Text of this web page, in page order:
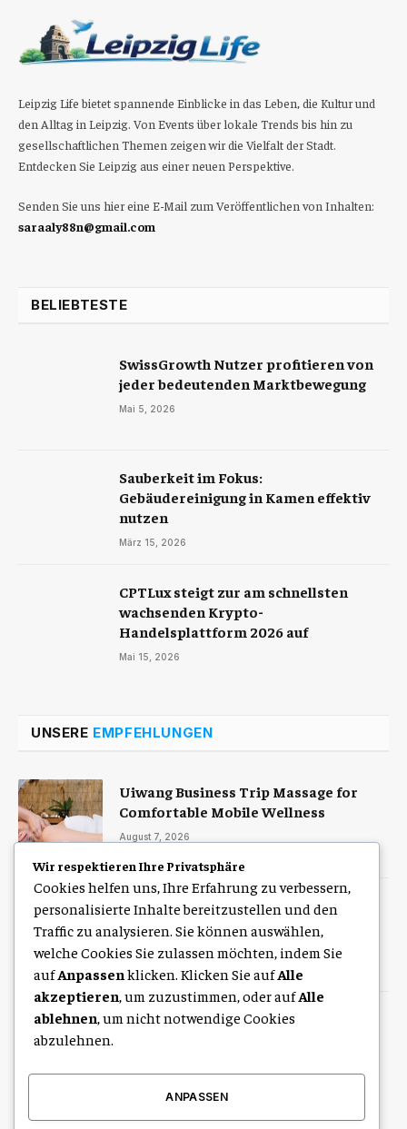
Leipzig Life bietet spannende Einblicke in das Leben, die Kultur und
den Alltag in Leipzig. Von Events über lokale Trends bis hin zu
gesellschaftlichen Themen zeigen wir die Vielfalt der Stadt.
Entdecken Sie Leipzig aus einer neuen Perspektive.
Senden Sie uns hier eine E-Mail zum Veröffentlichen von Inhalten:
saraaly88n@gmail.com
BELIEBTESTE
SwissGrowth Nutzer profitieren von
jeder bedeutenden Marktbewegung
Mai 5, 2026
Sauberkeit im Fokus:
Gebäudereinigung in Kamen effektiv
nutzen
März 15, 2026
CPTLux steigt zur am schnellsten
wachsenden Krypto-
Handelsplattform 2026 auf
Mai 15, 2026
UNSERE EMPFEHLUNGEN
Uiwang Business Trip Massage for
Comfortable Mobile Wellness
August 7, 2026
Zulassung Service Hamburg für eine
schnelle digitale Kfz-Zulassung
August 7, 2026
Free Seating Chart Generator for
Wir respektieren Ihre Privatsphäre
Cookies helfen uns, Ihre Erfahrung zu verbessern,
personalisierte Inhalte bereitzustellen und den
Traffic zu analysieren. Sie können auswählen,
welche Cookies Sie zulassen möchten, indem Sie
aufAnpassen klicken. Klicken Sie aufAlle
akzeptieren, um zuzustimmen, oder aufAlle
ablehnen, um nicht notwendige Cookies
abzulehnen.
ANPASSEN